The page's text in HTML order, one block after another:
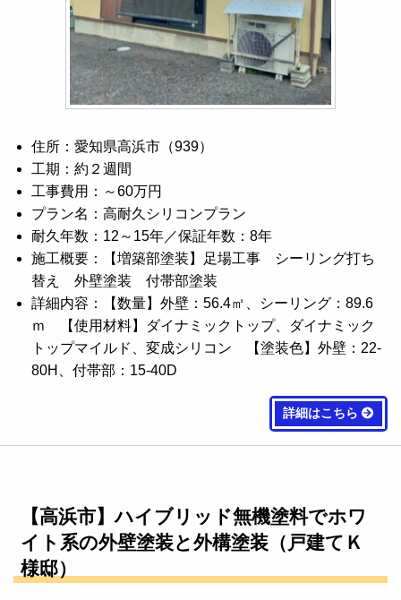
住所：愛知県高浜市（939）
工期：約２週間
工事費用：～60万円
プラン名：高耐久シリコンプラン
耐久年数：12～15年／保証年数：8年
施工概要：【増築部塗装】足場工事 シーリング打ち
替え 外壁塗装 付帯部塗装
詳細内容：【数量】外壁：56.4㎡、シーリング：89.6
ｍ 【使用材料】ダイナミックトップ、ダイナミック
トップマイルド、変成シリコン 【塗装色】外壁：22-
80H、付帯部：15-40D
詳細はこちら
【高浜市】ハイブリッド無機塗料でホワ
イト系の外壁塗装と外構塗装（戸建てＫ
様邸）